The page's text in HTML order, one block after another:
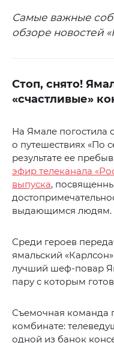
Самые важные
обзоре новостей
Стоп, снято!
«счастливые»
На Ямале погостила
о путешествиях «По
результате ее
эфир телеканала
выпуска,
выдающимся людям.
Среди героев
ямальский
лучший шеф-повар
пару с которым
Съемочная команда
комбинате:
одной из банок